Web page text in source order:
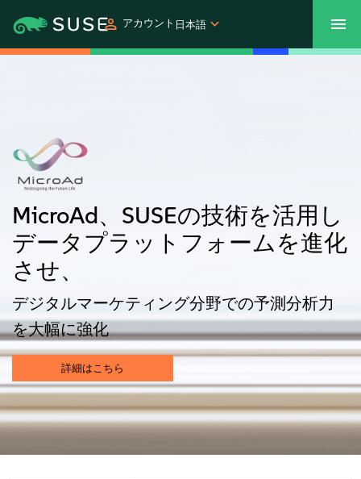
アカウント 日本語
ソリューション
サポートとサービス
パートナー
コミュニティ
会社情報
お問い合わせ
MicroAd、SUSEの技術を活用し
データプラットフォームを進化
させ、
デジタルマーケティング分野での予測分析力
を大幅に強化
詳細はこちら